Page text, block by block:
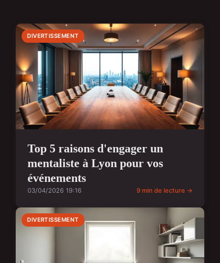
DIVERTISSEMENT
Top 5 raisons d'engager un
mentaliste à Lyon pour vos
événements
03/04/2026 19:16 9 min de lecture →
DIVERTISSEMENT